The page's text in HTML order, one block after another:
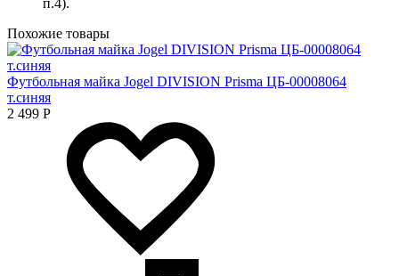
Похожие товары
Футбольная майка Jogel DIVISION Prisma ЦБ-00008064
т.синяя
2 499 Р